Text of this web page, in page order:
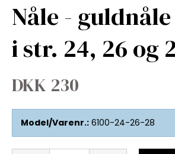
Nåle -
i str. 24, 26 og
DKK 230
Model/Varenr.: 6100-24-26-28